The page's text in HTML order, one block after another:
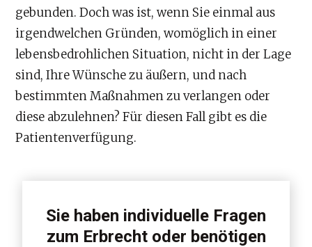
gebunden. Doch was ist, wenn Sie einmal aus
irgendwelchen Gründen, womöglich in einer
lebensbedrohlichen Situation, nicht in der Lage
sind, Ihre Wünsche zu äußern, und nach
bestimmten Maßnahmen zu verlangen oder
diese abzulehnen? Für diesen Fall gibt es die
Patientenverfügung.
Sie haben individuelle Fragen
zum Erbrecht oder benötigen